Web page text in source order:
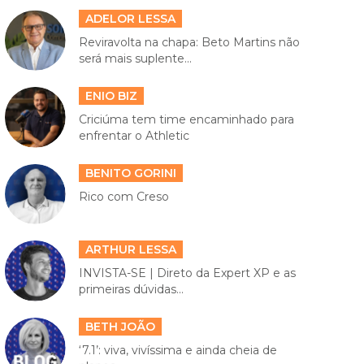
ADELOR LESSA
Reviravolta na chapa: Beto Martins não
será mais suplente...
ENIO BIZ
Criciúma tem time encaminhado para
enfrentar o Athletic
BENITO GORINI
Rico com Creso
ARTHUR LESSA
INVISTA-SE | Direto da Expert XP e as
primeiras dúvidas...
BETH JOÃO
‘7.1’: viva, vivíssima e ainda cheia de